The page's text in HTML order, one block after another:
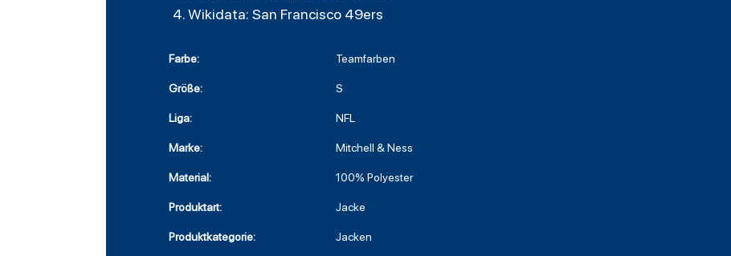
Wikidata: San Francisco 49ers
Farbe: Teamfarben
Größe: S
Liga: NFL
Marke: Mitchell & Ness
Material: 100% Polyester
Produktart: Jacke
Produktkategorie: Jacken